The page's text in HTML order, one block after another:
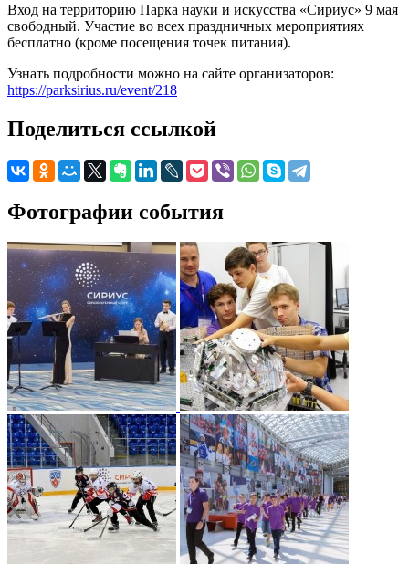
Вход на территорию Парка науки и искусства «Сириус» 9 мая
свободный. Участие во всех праздничных мероприятиях
бесплатно (кроме посещения точек питания).
Узнать подробности можно на сайте организаторов:
https://parksirius.ru/event/218
Поделиться ссылкой
Фотографии события